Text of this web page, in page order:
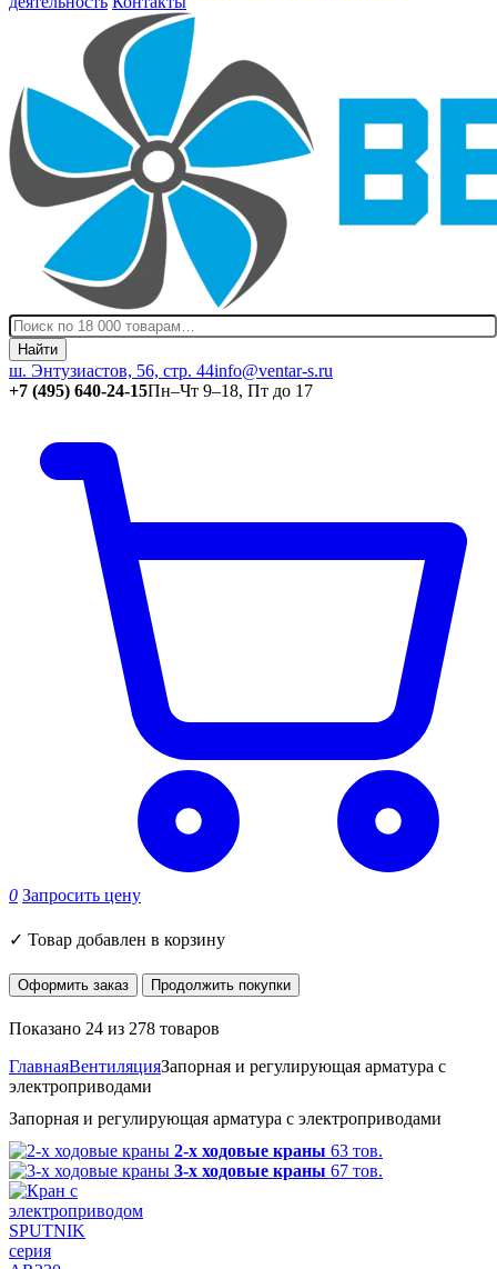
Найти
ш. Энтузиастов, 56, стр. 44info@ventar-s.ru
+7 (495) 640-24-15Пн–Чт 9–18, Пт до 17
0 Запросить цену
✓ Товар добавлен в корзину
Оформить заказ Продолжить покупки
Показано 24 из 278 товаров
ГлавнаяВентиляцияЗапорная и регулирующая арматура с
электроприводами
Запорная и регулирующая арматура с электроприводами
2-х ходовые краны 63 тов.
3-х ходовые краны 67 тов.